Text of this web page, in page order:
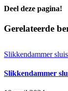
Deel deze pagina!
Facebook
X
LinkedIn
WhatsApp
E-
Gerelateerde
Slikkendammer
Slikkendammer